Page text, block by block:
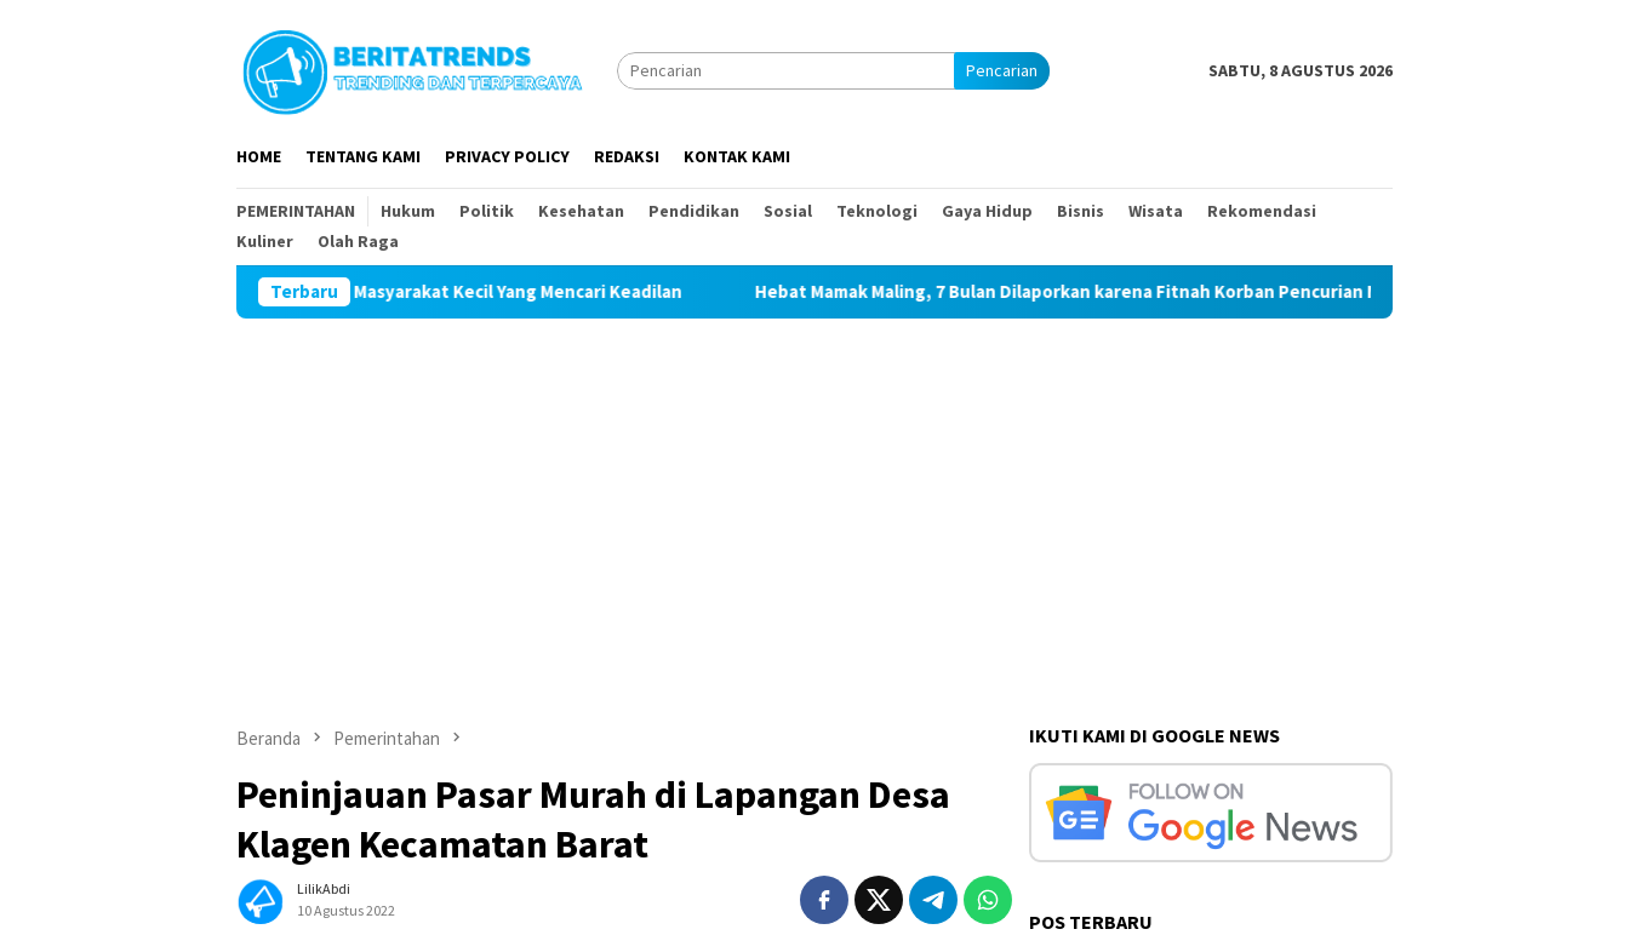
Pencarian SABTU, 8 AGUSTUS 2026
HOME TENTANG KAMI PRIVACY POLICY REDAKSI KONTAK KAMI
PEMERINTAHAN Hukum Politik Kesehatan Pendidikan Sosial Teknologi Gaya Hidup Bisnis Wisata
Rekomendasi
Kuliner
Olah Raga
Terbaru
Diduga Permainkan Masyarakat Kecil Yang Mencari Keadilan Hebat Mamak Maling, 7 Bulan Dilaporkan karena Fitnah Korban Pencurian Memerasnya 250 Juta Tidak Diperiksa, Korban
Beranda Pemerintahan
Peninjauan Pasar Murah di Lapangan Desa
Klagen Kecamatan Barat
LilikAbdi
10 Agustus 2022
IKUTI KAMI DI GOOGLE NEWS
POS TERBARU